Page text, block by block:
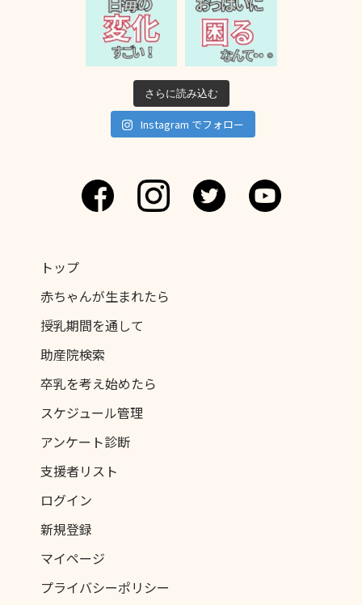
さらに読み込む
Instagram でフォロー
トップ
赤ちゃんが生まれたら
授乳期間を通して
助産院検索
卒乳を考え始めたら
スケジュール管理
アンケート診断
支援者リスト
ログイン
新規登録
マイページ
プライバシーポリシー